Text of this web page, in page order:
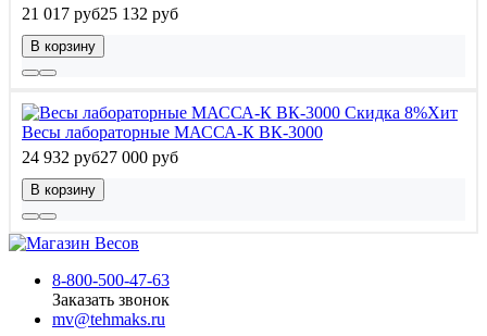
21 017 руб25 132 руб
В корзину
Скидка 8%Хит
Весы лабораторные МАССА-К ВК-3000
24 932 руб27 000 руб
В корзину
8-800-500-47-63
Заказать звонок
mv@tehmaks.ru